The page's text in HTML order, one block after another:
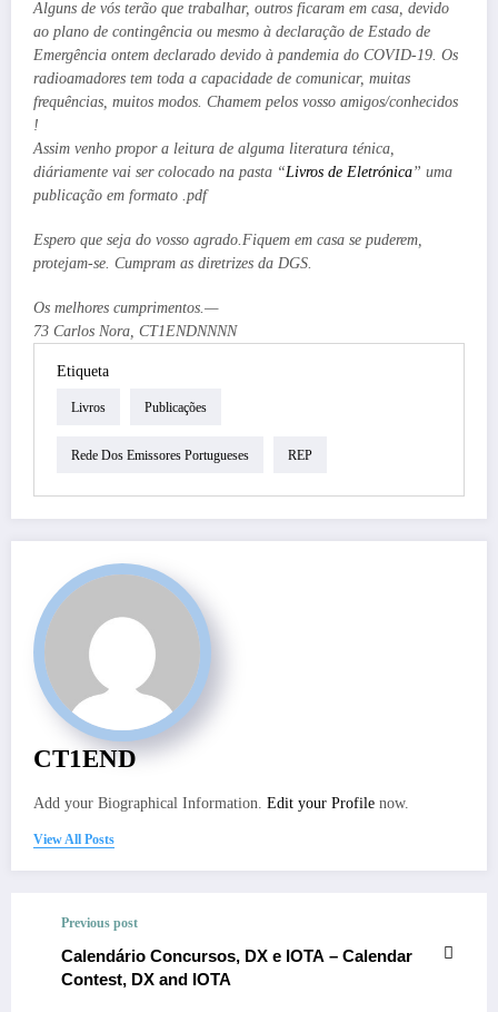
Alguns de vós terão que trabalhar, outros ficaram em casa, devido
ao plano de contingência ou mesmo à declaração de Estado de
Emergência ontem declarado devido à pandemia do COVID-19. Os
radioamadores tem toda a capacidade de comunicar, muitas
frequências, muitos modos. Chamem pelos vosso amigos/conhecidos
!
Assim venho propor a leitura de alguma literatura ténica,
diáriamente vai ser colocado na pasta “Livros de Eletrónica” uma
publicação em formato .pdf
Espero que seja do vosso agrado.Fiquem em casa se puderem,
protejam-se. Cumpram as diretrizes da DGS.
Os melhores cumprimentos.—
73 Carlos Nora, CT1ENDNNNN
Etiqueta
Livros Publicações
Rede Dos Emissores Portugueses REP
CT1END
Add your Biographical Information. Edit your Profile now.
View All Posts
Previous post
Calendário Concursos, DX e IOTA – Calendar
Contest, DX and IOTA